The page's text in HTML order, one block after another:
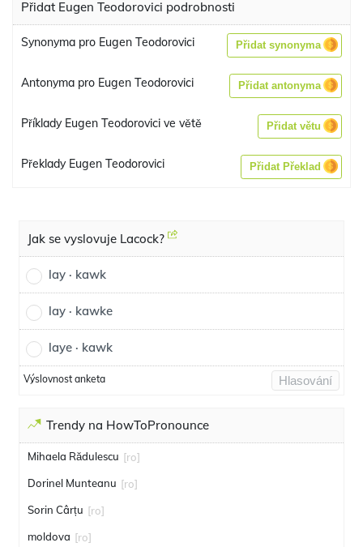
Přidat Eugen Teodorovici podrobnosti
Synonyma pro Eugen Teodorovici Přidat synonyma
Antonyma pro Eugen Teodorovici Přidat antonyma
Příklady Eugen Teodorovici ve větě Přidat větu
Překlady Eugen Teodorovici Přidat Překlad
Jak se vyslovuje Lacock?
lay · kawk
lay · kawke
laye · kawk
Výslovnost anketa Hlasování
Trendy na HowToPronounce
Mihaela Rădulescu [ro]
Dorinel Munteanu [ro]
Sorin Cârțu [ro]
moldova [ro]